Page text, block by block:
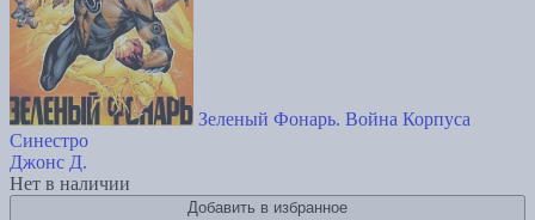
Зеленый Фонарь. Война Корпуса
Синестро
Джонс Д.
Нет в наличии
Добавить в избранное